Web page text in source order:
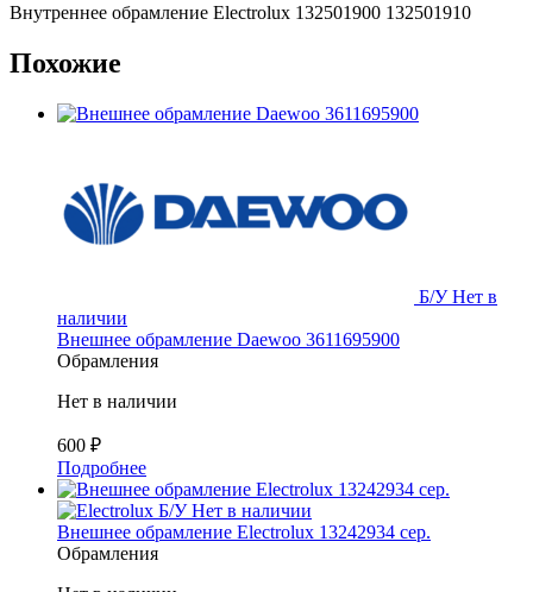
Внутреннее обрамление Electrolux 132501900 132501910
Похожие
Б/У Нет в
наличии
Внешнее обрамление Daewoo 3611695900
Обрамления
Нет в наличии
600 ₽
Подробнее
Б/У Нет в наличии
Внешнее обрамление Electrolux 13242934 сер.
Обрамления